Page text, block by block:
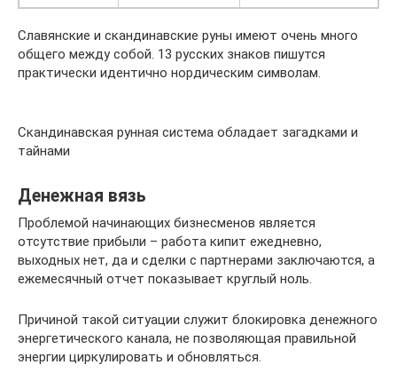
Славянские и скандинавские руны имеют очень много
общего между собой. 13 русских знаков пишутся
практически идентично нордическим символам.
Скандинавская рунная система обладает загадками и
тайнами
Денежная вязь
Проблемой начинающих бизнесменов является
отсутствие прибыли – работа кипит ежедневно,
выходных нет, да и сделки с партнерами заключаются, а
ежемесячный отчет показывает круглый ноль.
Причиной такой ситуации служит блокировка денежного
энергетического канала, не позволяющая правильной
энергии циркулировать и обновляться.